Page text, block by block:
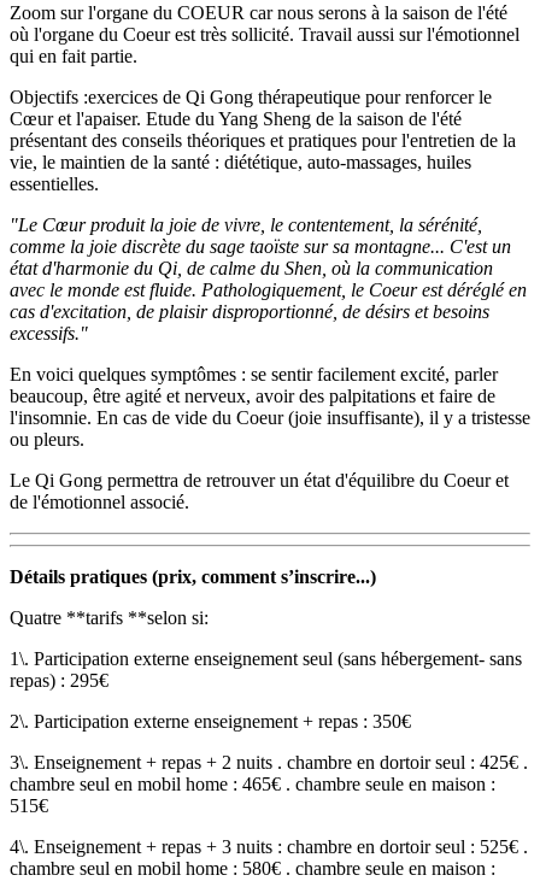
Zoom sur l'organe du COEUR car nous serons à la saison de l'été
où l'organe du Coeur est très sollicité. Travail aussi sur l'émotionnel
qui en fait partie.
Objectifs :exercices de Qi Gong thérapeutique pour renforcer le
Cœur et l'apaiser. Etude du Yang Sheng de la saison de l'été
présentant des conseils théoriques et pratiques pour l'entretien de la
vie, le maintien de la santé : diététique, auto-massages, huiles
essentielles.
"Le Cœur produit la joie de vivre, le contentement, la sérénité,
comme la joie discrète du sage taoïste sur sa montagne... C'est un
état d'harmonie du Qi, de calme du Shen, où la communication
avec le monde est fluide. Pathologiquement, le Coeur est déréglé en
cas d'excitation, de plaisir disproportionné, de désirs et besoins
excessifs."
En voici quelques symptômes : se sentir facilement excité, parler
beaucoup, être agité et nerveux, avoir des palpitations et faire de
l'insomnie. En cas de vide du Coeur (joie insuffisante), il y a tristesse
ou pleurs.
Le Qi Gong permettra de retrouver un état d'équilibre du Coeur et
de l'émotionnel associé.
Détails pratiques (prix, comment s’inscrire...)
Quatre **tarifs **selon si:
1\. Participation externe enseignement seul (sans hébergement- sans
repas) : 295€
2\. Participation externe enseignement + repas : 350€
3\. Enseignement + repas + 2 nuits . chambre en dortoir seul : 425€ .
chambre seul en mobil home : 465€ . chambre seule en maison :
515€
4\. Enseignement + repas + 3 nuits : chambre en dortoir seul : 525€ .
chambre seul en mobil home : 580€ . chambre seule en maison :